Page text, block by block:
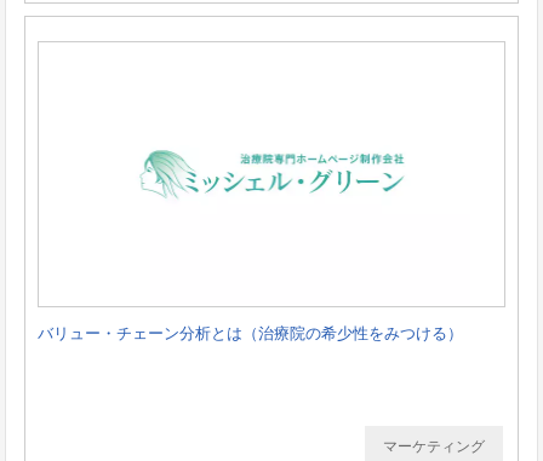
バリュー・チェーン分析とは（治療院の希少性をみつける）
マーケティング